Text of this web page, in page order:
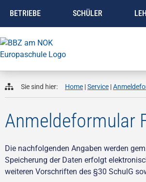
BETRIEBE SCHÜLER
Sie sind hier: Home |Service |
Anmeldeformular
Die nachfolgenden Angaben werden
Speicherung der Daten erfolgt
weiteren Vorschriften des §30 SchulG